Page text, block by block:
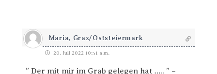
Maria, Graz/Oststeiermark
20. Juli 2022 10:51 a.m.
” Der mit mir im Grab gelegen hat ….. ” –